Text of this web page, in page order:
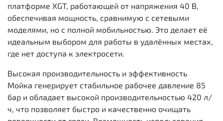
платформе XGT, работающей от напряжения 40 В,
обеспечивая мощность, сравнимую с сетевыми
моделями, но с полной мобильностью. Это делает её
идеальным выбором для работы в удалённых местах,
где нет доступа к электросети.
Высокая производительность и эффективность
Мойка генерирует стабильное рабочее давление 85
бар и обладает высокой производительностью 420 л/
ч, что позволяет быстро и качественно очищать